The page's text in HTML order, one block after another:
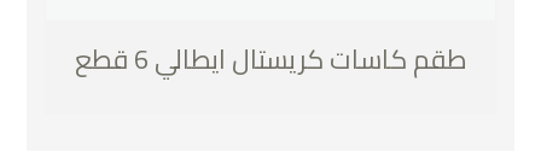
طقم كاسات كريستال ايطالي 6 قطع